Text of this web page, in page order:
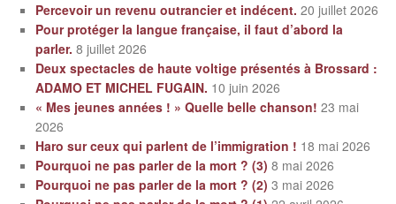
Percevoir un revenu outrancier et indécent. 20 juillet 2026
Pour protéger la langue française, il faut d’abord la
parler. 8 juillet 2026
Deux spectacles de haute voltige présentés à Brossard :
ADAMO ET MICHEL FUGAIN. 10 juin 2026
« Mes jeunes années ! » Quelle belle chanson! 23 mai
2026
Haro sur ceux qui parlent de l’immigration ! 18 mai 2026
Pourquoi ne pas parler de la mort ? (3) 8 mai 2026
Pourquoi ne pas parler de la mort ? (2) 3 mai 2026